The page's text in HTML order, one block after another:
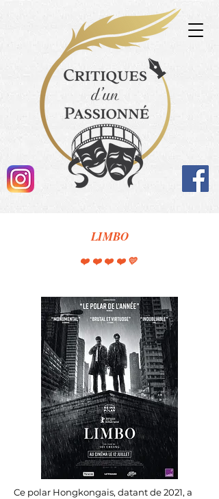
LIMBO
❤️❤️❤️❤️💛
Ce polar Hongkongais, datant de 2021, a